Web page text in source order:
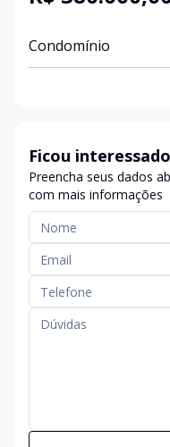
Condomínio
Ficou
Preencha seus dados
com mais informações